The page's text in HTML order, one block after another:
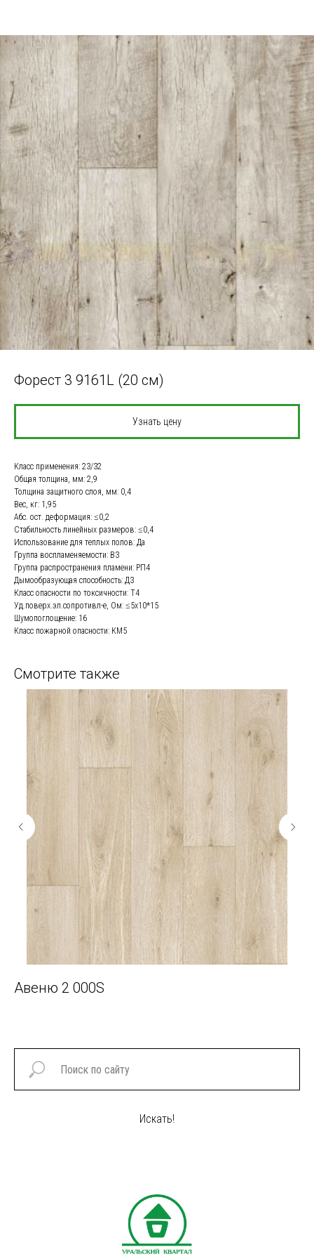
Форест 3 9161L (20 см)
Узнать цену
Класс применения: 23/32
Общая толщина, мм: 2,9
Толщина защитного слоя, мм: 0,4
Вес, кг: 1,95
Абс. ост. деформация: ≤0,2
Стабильность линейных размеров: ≤0,4
Использование для теплых полов: Да
Группа воспламеняемости: В3
Группа распространения пламени: РП4
Дымообразующая способность: Д3
Класс опасности по токсичности: Т4
Уд.поверх.эл.сопротивл-е, Ом: ≤5х10*15
Шумопоглощение: 16
Класс пожарной опасности: КМ5
Смотрите также
Авеню 2 000S
Искать!